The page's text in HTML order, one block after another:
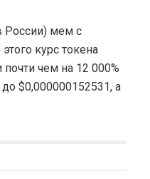
России) мем с
курс токена
чем на 12 000%
$0,000000152531, а